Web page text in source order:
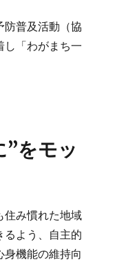
防普及活動（協
し「わがまち一
をモッ
住み慣れた地域
るよう、自主的
身機能の維持向